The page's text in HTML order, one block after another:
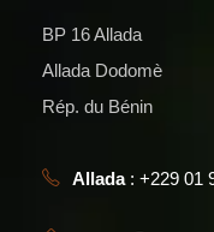
BP 16 Allada
Allada Dodomè
Rép. du Bénin
Allada: +229 01